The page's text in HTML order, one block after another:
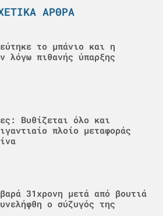
ΆΡΘΡΑ
το μπάνιο και η
λόγω πιθανής ύπαρξης
Βυθίζεται όλο και
πλοίο μεταφοράς
31χρονη μετά από βουτιά
ο σύζυγός της